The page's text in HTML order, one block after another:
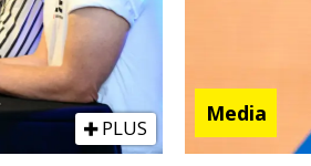
PLUS
Media